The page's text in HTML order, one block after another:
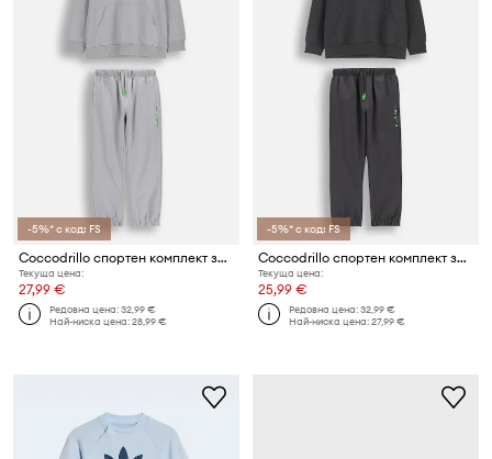
-5%* с код: FS
Coccodrillo спортен комплект за деца от памук
Текуща цена:
27,99 €
Редовна цена:32,99 €
Най-ниска цена:28,99 €
-5%* с код: FS
Coccodrillo спортен комплект за деца от памук
Текуща цена:
25,99 €
Редовна цена:32,99 €
Най-ниска цена:27,99 €